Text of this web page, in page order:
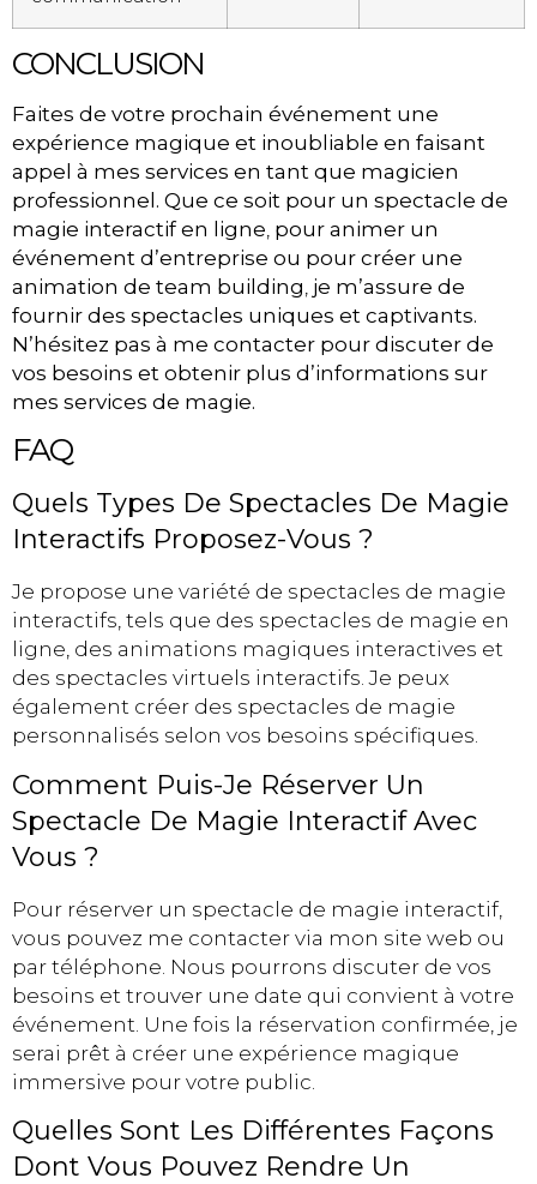
CONCLUSION
Faites de votre prochain événement une
expérience magique et inoubliable en faisant
appel à mes services en tant que magicien
professionnel. Que ce soit pour un spectacle de
magie interactif en ligne pour animer un
événement d’entreprise ou pour créer une
animation de team building je m’assure de
fournir des spectacles uniques et captivants.
N’hésitez pas à me contacter pour discuter de
vos besoins et obtenir plus d’informations sur
mes services de magie.
FAQ
Quels Types De Spectacles De Magie
Interactifs Proposez-Vous ?
Je propose une variété de spectacles de magie
interactifs, tels que des spectacles de magie en
ligne, des animations magiques interactives et
des spectacles virtuels interactifs. Je peux
également créer des spectacles de magie
personnalisés selon vos besoins spécifiques.
Comment Puis-Je Réserver Un
Spectacle De Magie Interactif Avec
Vous ?
Pour réserver un spectacle de magie interactif,
vous pouvez me contacter via mon site web ou
par téléphone. Nous pourrons discuter de vos
besoins et trouver une date qui convient à votre
événement. Une fois la réservation confirmée, je
serai prêt à créer une expérience magique
immersive pour votre public.
Quelles Sont Les Différentes Façons
Dont Vous Pouvez Rendre Un